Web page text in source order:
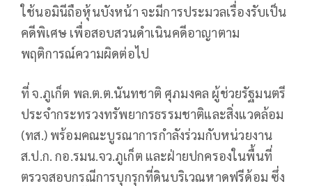
ใช้นอมินีถือหุ้นบังหน้า จะมีการประมวลเรื่องรับเป็น
คดีพิเศษ เพื่อสอบสวนดำเนินคดีอาญาตาม
พฤติการณ์ความผิดต่อไป
ที่ จ.ภูเก็ต พล.ต.ต.นันทชาติ ศุภมงคล ผู้ช่วยรัฐมนตรี
ประจำกระทรวงทรัพยากรธรรมชาติและสิ่งแวดล้อม
(ทส.) พร้อมคณะบูรณาการกำลังร่วมกับหน่วยงาน
ส.ป.ก. กอ.รมน.จว.ภูเก็ต และฝ่ายปกครองในพื้นที่
ตรวจสอบกรณีการบุกรุกที่ดินบริเวณหาดฟรีด้อม ซึ่ง